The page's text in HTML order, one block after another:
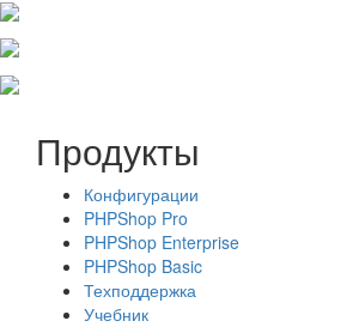
Продукты
Конфигурации
PHPShop Pro
PHPShop Enterprise
PHPShop Basic
Техподдержка
Учебник